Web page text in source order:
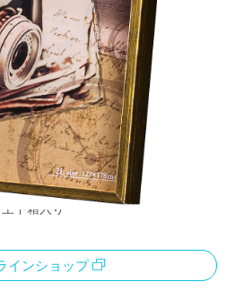
するインテリアフレーム
調フレーム
の写真やアンティークな写真やポス
。
を使用
下箱入り
インショップ